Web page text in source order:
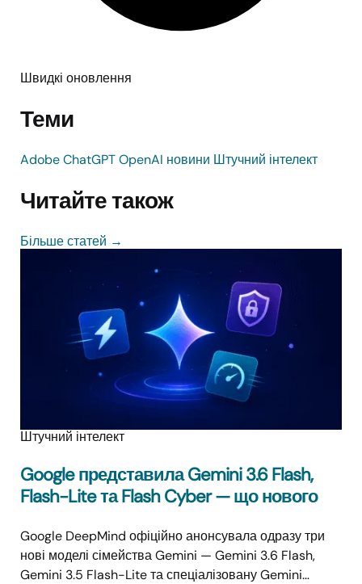
Швидкі оновлення
Теми
AdobeChatGPTOpenAI новини Штучний інтелект
Читайте також
Більше статей →
Штучний інтелект
Google представила Gemini 3.6 Flash,
Flash-Lite та Flash Cyber — що нового
Google DeepMind офіційно анонсувала одразу три
нові моделі сімейства Gemini — Gemini 3.6 Flash,
Gemini 3.5 Flash-Lite та спеціалізовану Gemini…